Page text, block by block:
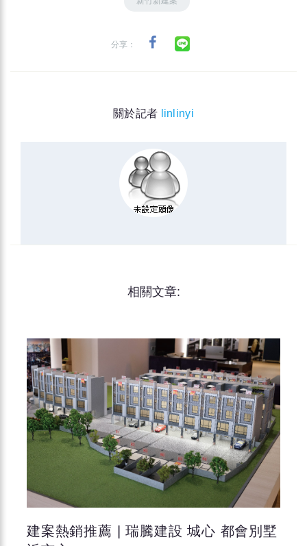
分享：
關於記者 linlinyi
相關文章:
建案熱銷推薦 | 瑞騰建設 城心 都會別墅